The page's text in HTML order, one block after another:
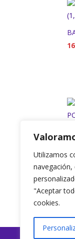
Utilizamos
"Aceptar
cookies.